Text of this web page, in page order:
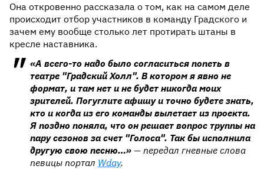
Она откровенно рассказала о том, как на самом деле
происходит отбор участников в команду Градского и
зачем ему вообще столько лет протирать штаны в
кресле наставника.
«А всего-то надо было согласиться попеть в
театре "Градский Холл". В котором я явно не
формат, и там нет и не будет никогда моих
зрителей. Погуглите афишу и точно будете знать,
кто и когда из его команды вылетает из проекта.
Я поздно поняла, что он решает вопрос труппы на
пару сезонов за счет "Голоса". Так бы исполнила
другую свою песню…» — передал гневные слова
певицы портал Wday.